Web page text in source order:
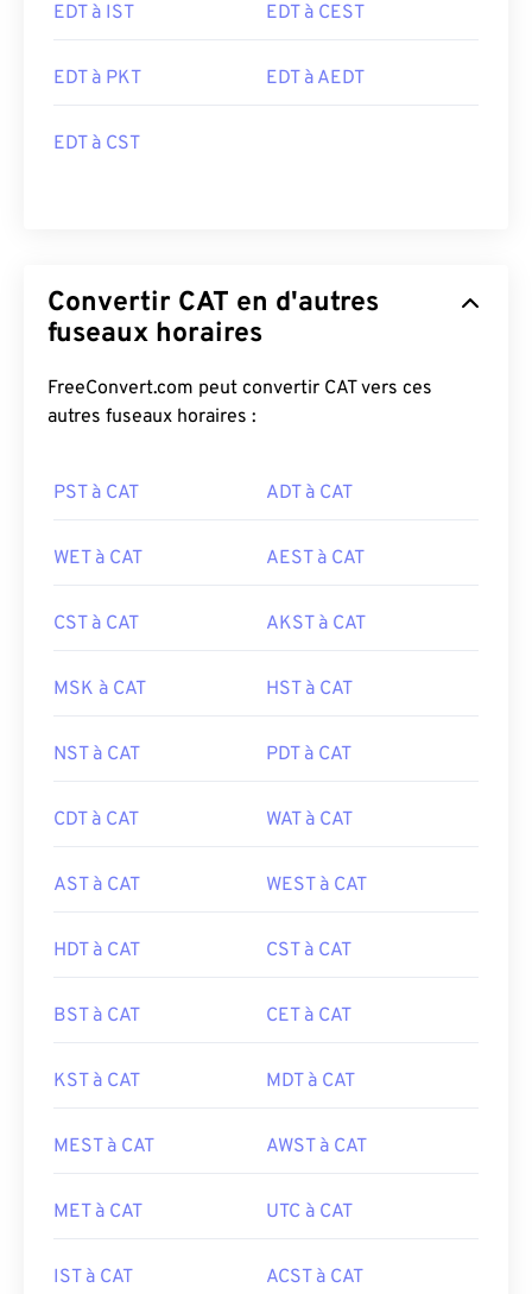
EDT à IST EDT à CEST
EDT à PKT EDT à AEDT
EDT à CST
Convertir CAT en d'autres
fuseaux horaires
FreeConvert.com peut convertir CAT vers ces
autres fuseaux horaires :
PST à CAT ADT à CAT
WET à CAT AEST à CAT
CST à CAT AKST à CAT
MSK à CAT HST à CAT
NST à CAT PDT à CAT
CDT à CAT WAT à CAT
AST à CAT WEST à CAT
HDT à CAT CST à CAT
BST à CAT CET à CAT
KST à CAT MDT à CAT
MEST à CAT AWST à CAT
MET à CAT UTC à CAT
IST à CAT ACST à CAT